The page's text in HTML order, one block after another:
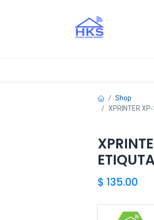
Shop
XPRINTER
$ 135.00